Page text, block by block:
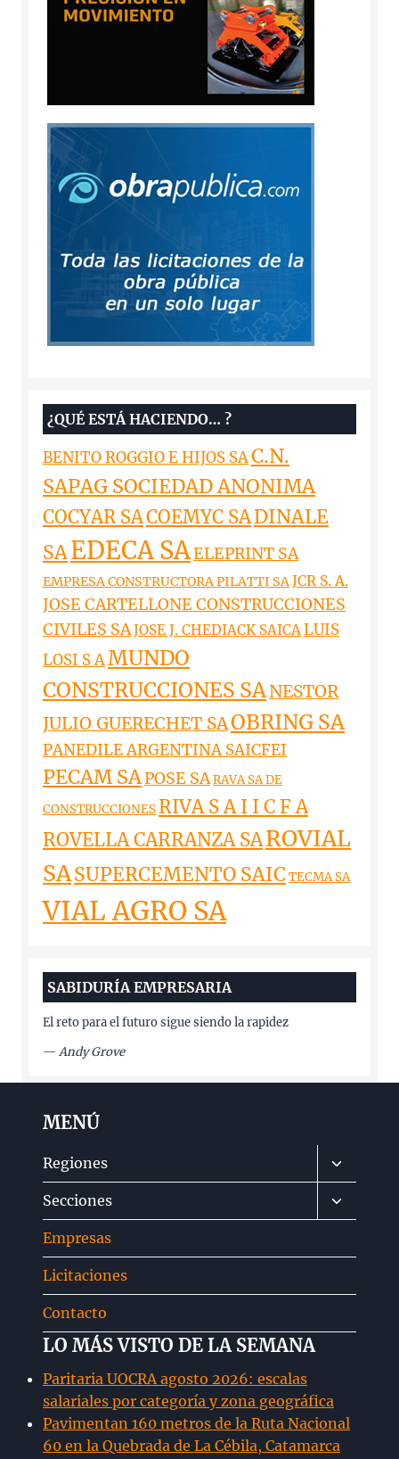
¿QUÉ ESTÁ HACIENDO… ?
BENITO ROGGIO E HIJOS SAC.N.
SAPAG SOCIEDAD ANONIMA
COCYAR SACOEMYC SADINALE
SAEDECA SAELEPRINT SA
EMPRESA CONSTRUCTORA PILATTI SAJCR S. A.
JOSE CARTELLONE CONSTRUCCIONES
CIVILES SAJOSE J. CHEDIACK SAICALUIS
LOSI S AMUNDO
CONSTRUCCIONES SANESTOR
JULIO GUERECHET SAOBRING SA
PANEDILE ARGENTINA SAICFEI
PECAM SAPOSE SARAVA SA DE
CONSTRUCCIONES RIVA S A I I C F A
ROVELLA CARRANZA SAROVIAL
SASUPERCEMENTO SAIC TECMA SA
VIAL AGRO SA
SABIDURÍA EMPRESARIA
El reto para el futuro sigue siendo la rapidez
— Andy Grove
MENÚ
Regiones
Alternar
menú
hijo
Secciones
Alternar
menú
Empresas
Licitaciones
Contacto
LO MÁS VISTO DE LA SEMANA
Paritaria UOCRA agosto 2026: escalas
salariales por categoría y zona geográfica
Pavimentan 160 metros de la Ruta Nacional
60 en la Quebrada de La Cébila, Catamarca